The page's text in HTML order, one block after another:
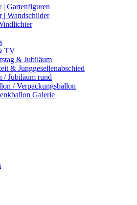
Gartenfiguren
| Wandschilder
TV
& Jubiläum
& Junggesellenabschied
/ Jubiläum rund
/ Verpackungsballon
Galerie